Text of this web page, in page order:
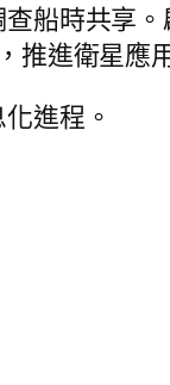
船時共享
推進衛星應
進程。